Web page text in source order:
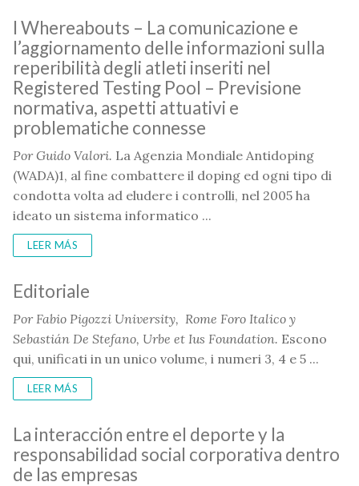
I Whereabouts – La comunicazione e
l’aggiornamento delle informazioni sulla
reperibilità degli atleti inseriti nel
Registered Testing Pool – Previsione
normativa, aspetti attuativi e
problematiche connesse
Por Guido Valori. La Agenzia Mondiale Antidoping
(WADA)1, al fine combattere il doping ed ogni tipo di
condotta volta ad eludere i controlli, nel 2005 ha
ideato un sistema informatico ...
LEER MÁS
Editoriale
Por Fabio Pigozzi University, Rome Foro Italico y
Sebastián De Stefano, Urbe et Ius Foundation. Escono
qui, unificati in un unico volume, i numeri 3, 4 e 5 ...
LEER MÁS
La interacción entre el deporte y la
responsabilidad social corporativa dentro
de las empresas